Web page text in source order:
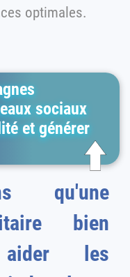
optimales.
sociaux
et générer
qu'une
bien
les